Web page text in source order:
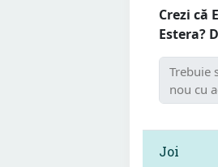
Crezi că
Estera?
Joi